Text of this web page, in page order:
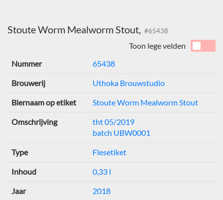
Stoute Worm Mealworm Stout, #65438
Toon lege velden
Nummer
65438
Brouwerij Uthoka Brouwstudio
Biernaam op etiket Stoute Worm Mealworm Stout
Omschrijving
tht 05/2019
batch UBW0001
Type Flesetiket
Inhoud 0,33 l
Jaar 2018